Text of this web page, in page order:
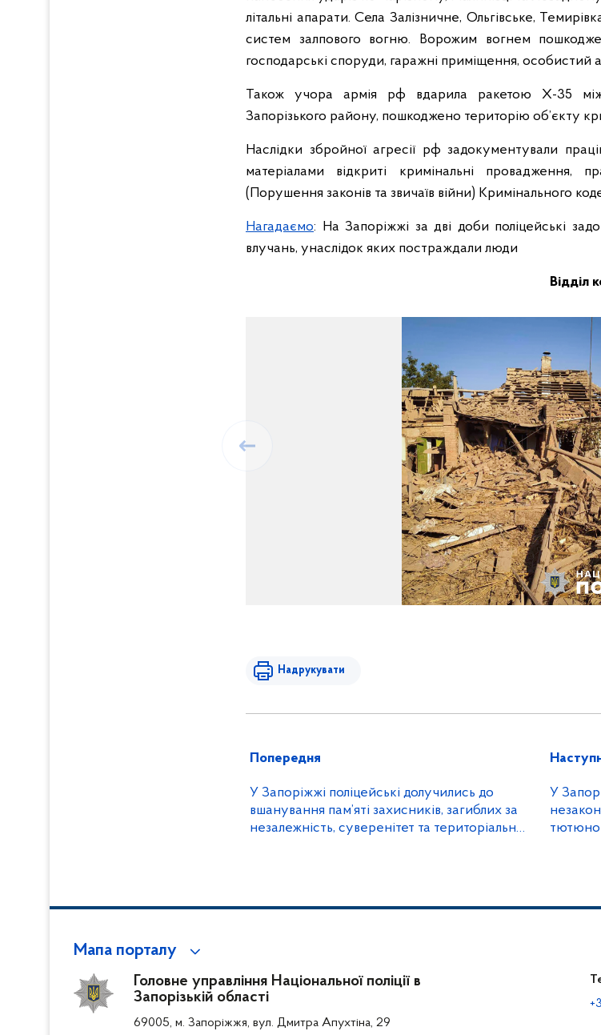
літальні апарати. Села Залізничне, Ольгівське,
систем залпового вогню. Ворожим вогнем
господарські споруди, гаражні приміщення, особистий
Також учора армія рф вдарила ракетою Х-35
Запорізького району, пошкоджено територію об’єкту
Наслідки збройної агресії рф задокументували
матеріалами відкриті кримінальні провадження,
(Порушення законів та звичаїв війни) Кримінального
Нагадаємо: На Запоріжжі за дві доби поліцейські
влучань, унаслідок яких постраждали люди
Відділ
Надрукувати
Попередня
У Запоріжжі поліцейські долучились до
вшанування пам’яті захисників, загиблих за
незалежність, суверенітет та територіальну
У
Мапа порталу
Головне управління Національної поліції в
Запорізькій області
69005, м. Запоріжжя, вул. Дмитра Апухтіна, 29